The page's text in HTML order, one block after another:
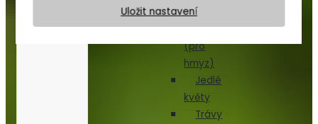
Uložit nastaveníNektar
párty
(pro
hmyz)
Jedlé
květy
Trávy